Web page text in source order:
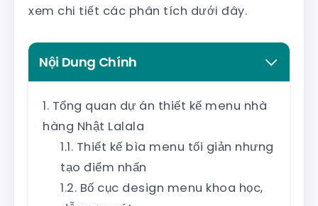
xem chi tiết các phân tích dưới đây.
Nội Dung Chính
Tổng quan dự án thiết kế menu nhà
hàng Nhật Lalala
Thiết kế bìa menu tối giản nhưng
tạo điểm nhấn
Bố cục design menu khoa học,